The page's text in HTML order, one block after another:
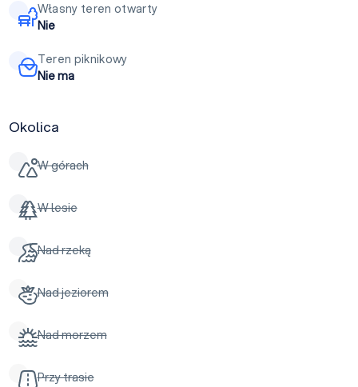
Własny teren otwarty
Nie
Teren piknikowy
Nie ma
Okolica
W górach
W lesie
Nad rzeką
Nad jeziorem
Nad morzem
Przy trasie